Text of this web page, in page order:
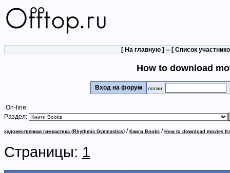
[ На главную ] -- [ Список
How to download
Вход на форум логин
On-line:
Раздел:
художественная гимнастика (Rhythmic Gymnastics) / Книги Books / How to download movies
Страницы: 1